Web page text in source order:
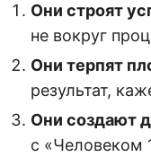
Они строят
не вокруг
Они терпят
результат,
Они создают
с «Человеком